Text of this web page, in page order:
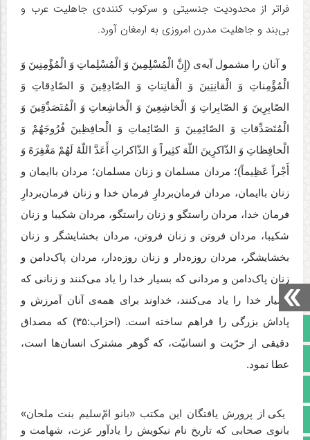
صفحه نخست
تالار گفتمان
اینستاگرام
فراتر از محدودیت جنسیتی و سرکوب کننده‌ی جاهلیت عرب و
بی‌بند و جاهلیت مدرن امروزی به ارمغان آورد.
و آنان را مشمول آیه‌ی (إِنَّ الْمُسْلِمِینَ وَ الْمُسْلِماتِ وَ الْمُؤْمِنِینَ وَ
الْمُؤْمِناتِ وَ الْقانِتِینَ وَ الْقانِتاتِ وَ الصّادِقِینَ وَ الصّادِقاتِ وَ
الصّابِرِینَ وَ الصّابِراتِ وَ الْخاشِعِینَ وَ الْخاشِعاتِ وَ الْمُتَصَدِّقِینَ وَ
الْمُتَصَدِّقاتِ وَ الصّائِمِینَ وَ الصّائِماتِ وَ الْحافِظِینَ فُرُوجَهُمْ وَ
الْحافِظاتِ وَ الذّاکرِینَ اللّهَ کثِیراً وَ الذّاکراتِ أَعَدَّ اللّهُ لَهُمْ مَغْفِرَهً وَ
أَجْراً عَظِیماً)؛ مردان مسلمان و زنان مسلمان؛ مردان باایمان و
زنان باایمان، مردان فرمان‌بردارِ فرمان خدا و زنان فرمان‌بردارِ
فرمان خدا، مردان راستگو و زنان راستگو، مردان شکیبا و زنان
شکیبا، مردان فروتن و زنان فروتن، مردان بخشایشگر و زنان
بخشایشگر، مردان روزه‌دار و زنان روزه‌دار، مردان پاک‌دامن و
زنان‌ پاک‌دامن و مردانی که بسیار خدا را یاد می‌کنند و زنانی که
بسیار خدا را یاد می‌کنند، خداوند برای همه‌ی آنان آمرزش و
پاداش بزرگی را فراهم ساخته است. (احزاب:۳۵) که مصداق
دقیقی از حرّیت و انسانیّت، که گوهر مشترک انسان‌ها است،
عطا نمود.
یکی از پرورش یافتگان این مکتب «بانو امّ‌سلیم بنت ملحان»
بانوی صحابی که تاریخ نام نیکویش را یادآور عزت، شهامت و